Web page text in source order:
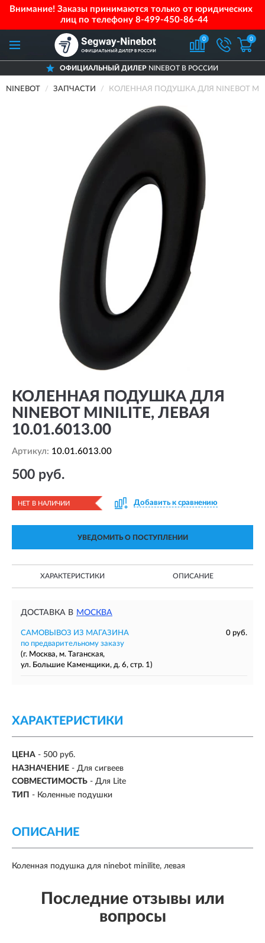
Внимание! Заказы принимаются только от юридических
лиц по телефону 8-499-450-86-44
0 0
ОФИЦИАЛЬНЫЙ ДИЛЕРNINEBOT В РОССИИ
NINEBOT ЗАПЧАСТИ КОЛЕННАЯ ПОДУШКА ДЛЯ NINEBOT
КОЛЕННАЯ ПОДУШКА ДЛЯ
NINEBOT MINILITE, ЛЕВАЯ
10.01.6013.00
Артикул: 10.01.6013.00
500 руб.
НЕТ В НАЛИЧИИ Добавить к сравнению
УВЕДОМИТЬ О ПОСТУПЛЕНИИ
ХАРАКТЕРИСТИКИ ОПИСАНИЕ
ДОСТАВКА В МОСКВА
САМОВЫВОЗ ИЗ МАГАЗИНА
0 руб.
по предварительному заказу
(г. Москва, м. Таганская,
ул. Большие Каменщики, д. 6, стр. 1)
ХАРАКТЕРИСТИКИ
ЦЕНА - 500 руб.
НАЗНАЧЕНИЕ - Для сигвеев
СОВМЕСТИМОСТЬ - Для Lite
ТИП - Коленные подушки
ОПИСАНИЕ
Коленная подушка для ninebot minilite, левая
Последние отзывы или
вопросы